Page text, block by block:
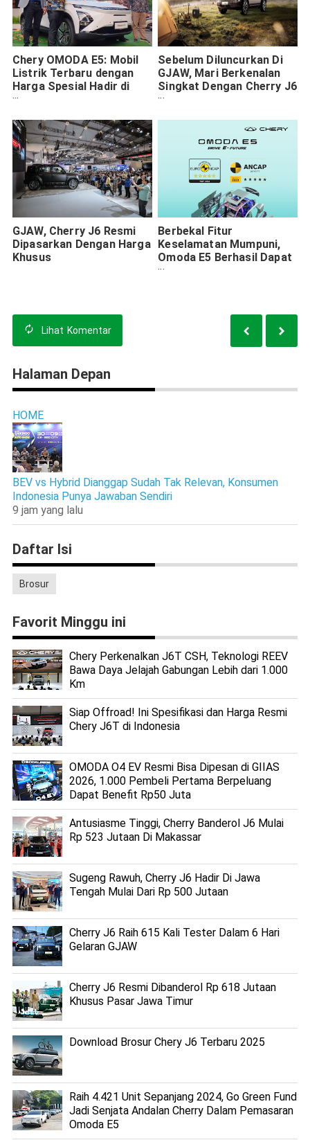
Chery OMODA E5: Mobil
Listrik Terbaru dengan
Harga Spesial Hadir di
Jawa Timur
Sebelum Diluncurkan Di
GJAW, Mari Berkenalan
Singkat Dengan Cherry J6
Berstatus CKD
GJAW, Cherry J6 Resmi
Dipasarkan Dengan Harga
Khusus
Berbekal Fitur
Keselamatan Mumpuni,
Omoda E5 Berhasil Dapat
Bintang Lima Di 2 NCAP
Lihat Komentar
Halaman Depan
HOME
BEV vs Hybrid Dianggap Sudah Tak Relevan, Konsumen
Indonesia Punya Jawaban Sendiri
9 jam yang lalu
Daftar Isi
Brosur
Favorit Minggu ini
Chery Perkenalkan J6T CSH, Teknologi REEV
Bawa Daya Jelajah Gabungan Lebih dari 1.000
Km
Siap Offroad! Ini Spesifikasi dan Harga Resmi
Chery J6T di Indonesia
OMODA O4 EV Resmi Bisa Dipesan di GIIAS
2026, 1.000 Pembeli Pertama Berpeluang
Dapat Benefit Rp50 Juta
Antusiasme Tinggi, Cherry Banderol J6 Mulai
Rp 523 Jutaan Di Makassar
Sugeng Rawuh, Cherry J6 Hadir Di Jawa
Tengah Mulai Dari Rp 500 Jutaan
Cherry J6 Raih 615 Kali Tester Dalam 6 Hari
Gelaran GJAW
Cherry J6 Resmi Dibanderol Rp 618 Jutaan
Khusus Pasar Jawa Timur
Download Brosur Chery J6 Terbaru 2025
Raih 4.421 Unit Sepanjang 2024, Go Green Fund
Jadi Senjata Andalan Cherry Dalam Pemasaran
Omoda E5